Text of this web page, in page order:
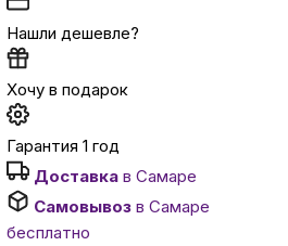
LEGO
питомцев
безопасность
Нашли дешевле?
Хочу в подарок
Гарантия 1 год
Доставкав Самаре
Самовывозв Самаре
бесплатно